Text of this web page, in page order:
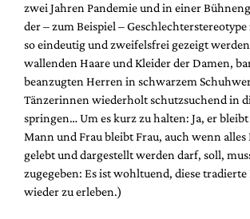
Service
Shop / Abo
Newsletter
Redaktion
Autor:innen
Partner
Mediadaten
Suche
zwei Jahren Pandemie und in einer
der – zum Beispiel –
so eindeutig und zweifelsfrei gezeigt
wallenden Haare und Kleider der Damen,
beanzugten Herren in schwarzem
Tänzerinnen wiederholt schutzsuchend in
springen… Um es kurz zu halten: Ja, er
Mann und Frau bleibt Frau, auch wenn alles
gelebt und dargestellt werden darf, soll,
zugegeben: Es ist wohltuend, diese
wieder zu erleben.)